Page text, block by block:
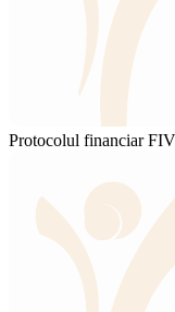
Protocolul financiar